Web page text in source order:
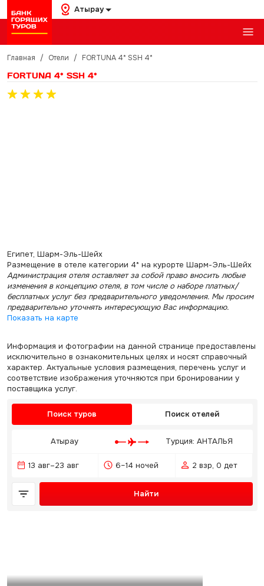
Атырау
Главная / Отели / FORTUNA 4* SSH 4*
FORTUNA 4* SSH 4*
Египет, Шарм-Эль-Шейх
Размещение в отеле категории 4* на курорте Шарм-Эль-Шейх
Администрация отеля оставляет за собой право вносить любые
изменения в концепцию отеля, в том числе о наборе платных/
бесплатных услуг без предварительного уведомления. Мы просим
предварительно уточнять интересующую Вас информацию.
Показать на карте
Информация и фотографии на данной странице предоставлены
исключительно в ознакомительных целях и носят справочный
характер. Актуальные условия размещения, перечень услуг и
соответствие изображения уточняются при бронировании у
поставщика услуг.
Поиск туров Поиск отелей
Атырау Турция: АНТАЛЬЯ
13 авг–23 авг 6–14 ночей 2 взр, 0 дет
Найти